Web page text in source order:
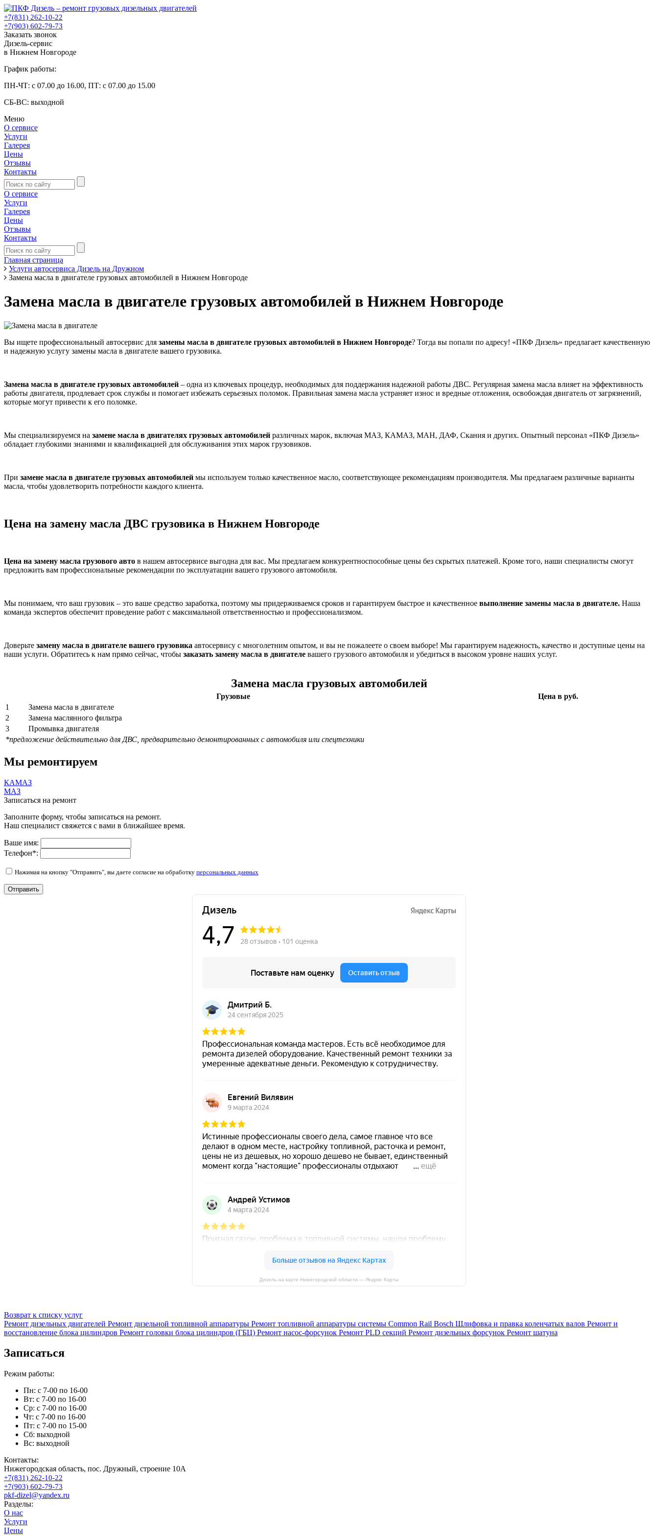
+7(831) 262-10-22
+7(903) 602-79-73
Заказать звонок
Дизель-сервис
в Нижнем Новгороде
График работы:
ПН-ЧТ: с 07.00 до 16.00, ПТ: с 07.00 до 15.00
СБ-ВС: выходной
Меню
О сервисе
Услуги
Галерея
Цены
Отзывы
Контакты
О сервисе
Услуги
Галерея
Цены
Отзывы
Контакты
Главная страница
Услуги автосервиса Дизель на Дружном
Замена масла в двигателе грузовых автомобилей в Нижнем Новгороде
Замена масла в двигателе грузовых автомобилей в Нижнем Новгороде
Вы ищете профессиональный автосервис для замены масла в двигателе грузовых автомобилей в Нижнем Новгороде? Тогда вы попали по адресу! «ПКФ Дизель» предлагает качественную
и надежную услугу замены масла в двигателе вашего грузовика.
Замена масла в двигателе грузовых автомобилей – одна из ключевых процедур, необходимых для поддержания надежной работы ДВС. Регулярная замена масла влияет на эффективность
работы двигателя, продлевает срок службы и помогает избежать серьезных поломок. Правильная замена масла устраняет износ и вредные отложения, освобождая двигатель от загрязнений,
которые могут привести к его поломке.
Мы специализируемся на замене масла в двигателях грузовых автомобилей различных марок, включая МАЗ, КАМАЗ, МАН, ДАФ, Скания и других. Опытный персонал «ПКФ Дизель»
обладает глубокими знаниями и квалификацией для обслуживания этих марок грузовиков.
При замене масла в двигателе грузовых автомобилей мы используем только качественное масло, соответствующее рекомендациям производителя. Мы предлагаем различные варианты
масла, чтобы удовлетворить потребности каждого клиента.
Цена на замену масла ДВС грузовика в Нижнем Новгороде
Цена на замену масла грузового авто в нашем автосервисе выгодна для вас. Мы предлагаем конкурентноспособные цены без скрытых платежей. Кроме того, наши специалисты смогут
предложить вам профессиональные рекомендации по эксплуатации вашего грузового автомобиля.
Мы понимаем, что ваш грузовик – это ваше средство заработка, поэтому мы придерживаемся сроков и гарантируем быстрое и качественное выполнение замены масла в двигателе. Наша
команда экспертов обеспечит проведение работ с максимальной ответственностью и профессионализмом.
Доверьте замену масла в двигателе вашего грузовика автосервису с многолетним опытом, и вы не пожалеете о своем выборе! Мы гарантируем надежность, качество и доступные цены на
наши услуги. Обратитесь к нам прямо сейчас, чтобы заказать замену масла в двигателе вашего грузового автомобиля и убедиться в высоком уровне наших услуг.
Замена масла грузовых автомобилей
Грузовые
Цена в руб.
1
Замена масла в двигателе
2
Замена маслянного фильтра
3
Промывка двигателя
*предложение действительно для ДВС, предварительно демонтированных с автомобиля или спецтехники
Мы ремонтируем
КАМАЗ
МАЗ
Записаться на ремонт
Заполните форму, чтобы записаться на ремонт.
Наш специалист свяжется с вами в ближайшее время.
Ваше имя:
Телефон*:
Нажимая на кнопку "Отправить", вы даете согласие на обработку персональных данных
Отправить
Дизель на карте Нижегородской области — Яндекс Карты
Возврат к списку услуг
Ремонт дизельных двигателей Ремонт дизельной топливной аппаратуры Ремонт топливной аппаратуры системы Common Rail Bosch Шлифовка и правка коленчатых валов Ремонт и
восстановление блока цилиндров Ремонт головки блока цилиндров (ГБЦ) Ремонт насос-форсунок Ремонт PLD секций Ремонт дизельных форсунок Ремонт шатуна
Записаться
Режим работы:
Пн: с 7-00 по 16-00
Вт: с 7-00 по 16-00
Ср: с 7-00 по 16-00
Чт: с 7-00 по 16-00
Пт: с 7-00 по 15-00
Сб: выходной
Вс: выходной
Контакты:
Нижегородская область, пос. Дружный, строение 10А
+7(831) 262-10-22
+7(903) 602-79-73
pkf-dizel@yandex.ru
Разделы:
О нас
Услуги
Цены